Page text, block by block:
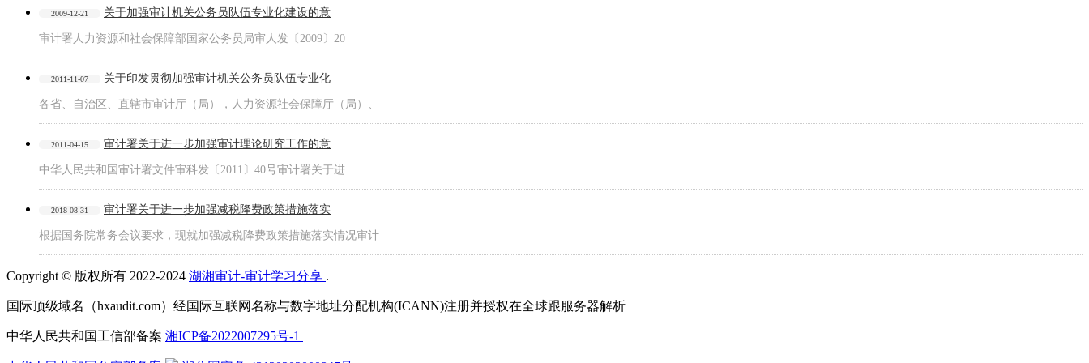
2009-12-21 关于加强审计机关公务员队伍专业化建设的意
审计署人力资源和社会保障部国家公务员局审人发〔2009〕20
2011-11-07 关于印发贯彻加强审计机关公务员队伍专业化
各省、自治区、直辖市审计厅（局），人力资源社会保障厅（局）、
2011-04-15 审计署关于进一步加强审计理论研究工作的意
中华人民共和国审计署文件审科发〔2011〕40号审计署关于进
2018-08-31 审计署关于进一步加强减税降费政策措施落实
根据国务院常务会议要求，现就加强减税降费政策措施落实情况审计
Copyright © 版权所有 2022-2024 湖湘审计-审计学习分享 .
国际顶级域名（hxaudit.com）经国际互联网名称与数字地址分配机构(ICANN)注册并授权在全球跟服务器解析
中华人民共和国工信部备案 湘ICP备2022007295号-1